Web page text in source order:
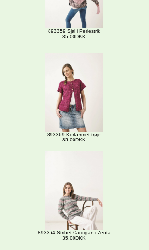
893359 Sjal i Perlestrik
35,00DKK
893369 Kortærmet trøje
35,00DKK
893364 Stribet Cardigan i Zenta
35,00DKK